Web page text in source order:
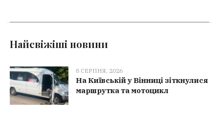
Найсвіжіші новини
8 СЕРПНЯ, 2026
На Київській у Вінниці зіткнулися
маршрутка та мотоцикл